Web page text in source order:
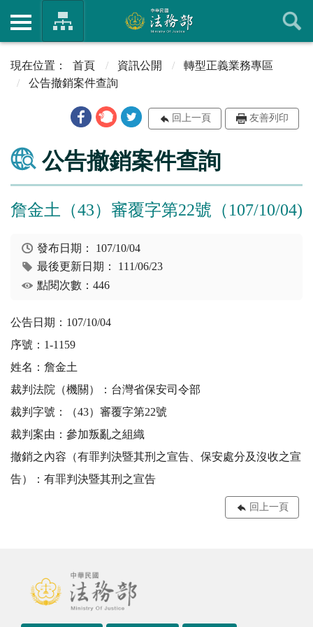
首頁 資訊公開
轉型正義業務專區
公告撤銷案件查詢
回上一頁 友善列印
公告撤銷案件查詢
詹金土（43）審覆字第22號（107/10/04)
發布日期： 107/10/04
最後更新日期： 111/06/23
點閱次數：446
公告日期：107/10/04
序號：1-1159
姓名：詹金土
裁判法院（機關）：台灣省保安司令部
裁判字號：（43）審覆字第22號
裁判案由：參加叛亂之組織
撤銷之內容（有罪判決暨其刑之宣告、保安處分及沒收之宣
告）：有罪判決暨其刑之宣告
回上一頁